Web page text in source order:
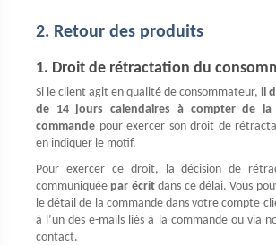
2. Retour des produits
1. Droit de rétractation du
Si le client agit en qualité de consommateur, il
de 14 jours calendaires à compter de
commande pour exercer son droit de
en indiquer le motif.
Pour exercer ce droit, la décision de
communiquéepar écritdans ce délai. Vous
le détail de la commande dans votre compte
à l’un des e-mails liés à la commande ou via
contact.